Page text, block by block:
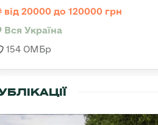
від 20000 до 120000 грн
Вся Україна
154 ОМБр